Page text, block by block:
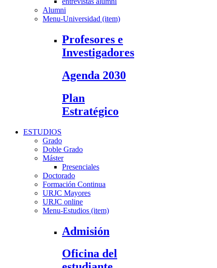
Alumni
Menu-Universidad (item)
Profesores e
Investigadores
Agenda 2030
Plan
Estratégico
ESTUDIOS
Grado
Doble Grado
Máster
Presenciales
Doctorado
Formación Continua
URJC Mayores
URJC online
Menu-Estudios (item)
Admisión
Oficina del